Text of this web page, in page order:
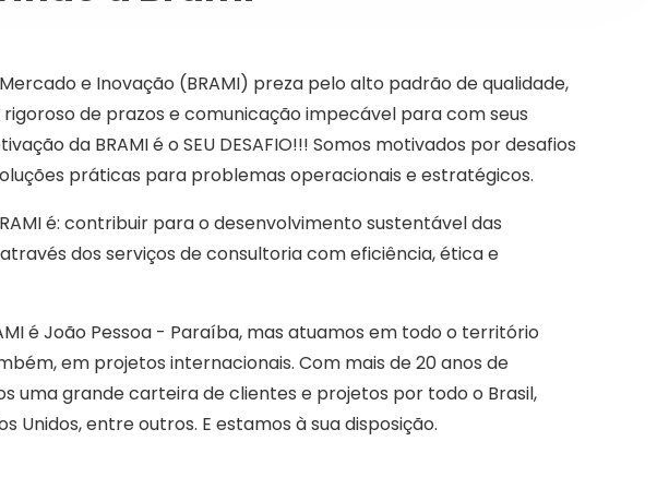
e Inovação (BRAMI) preza pelo alto padrão de qualidade,
de prazos e comunicação impecável para com seus
da BRAMI é o SEU DESAFIO!!! Somos motivados por desafios
práticas para problemas operacionais e estratégicos.
é: contribuir para o desenvolvimento sustentável das
dos serviços de consultoria com eficiência, ética e
é João Pessoa - Paraíba, mas atuamos em todo o território
em projetos internacionais. Com mais de 20 anos de
uma grande carteira de clientes e projetos por todo o Brasil,
Unidos, entre outros. E estamos à sua disposição.